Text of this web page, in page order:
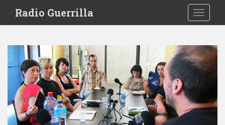
i
Radio Guerrilla